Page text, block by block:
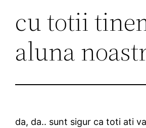
cu totii
aluna
da, da.. sunt sigur ca toti ati